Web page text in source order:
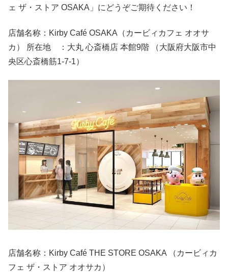
ェ ザ・ストア OSAKA」にどうぞご期待ください！
店舗名称：Kirby Café OSAKA（カービィカフェ オオサ
カ） 所在地 ：大丸 心斎橋店 本館9階 （大阪府大阪市中
央区心斎橋筋1-7-1）
店舗名称：Kirby Café THE STORE OSAKA （カービィカ
フェ ザ・ストア オオサカ）